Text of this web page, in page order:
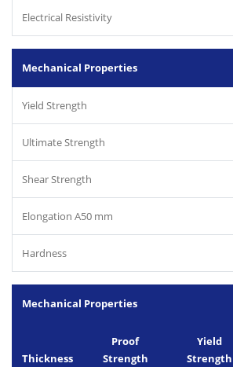
Electrical Resistivity
Mechanical Properties
Yield Strength
Ultimate Strength
Shear Strength
Elongation A50 mm
Hardness
Mechanical Properties
Thickness
Proof
Strength
Yield
Strength